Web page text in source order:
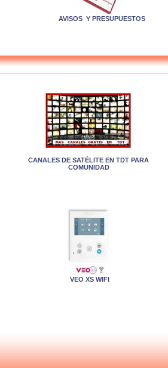
AVISOS Y PRESUPUESTOS
CANALES DE SATÉLITE EN TDT PARA
COMUNIDAD
VEO XS WIFI